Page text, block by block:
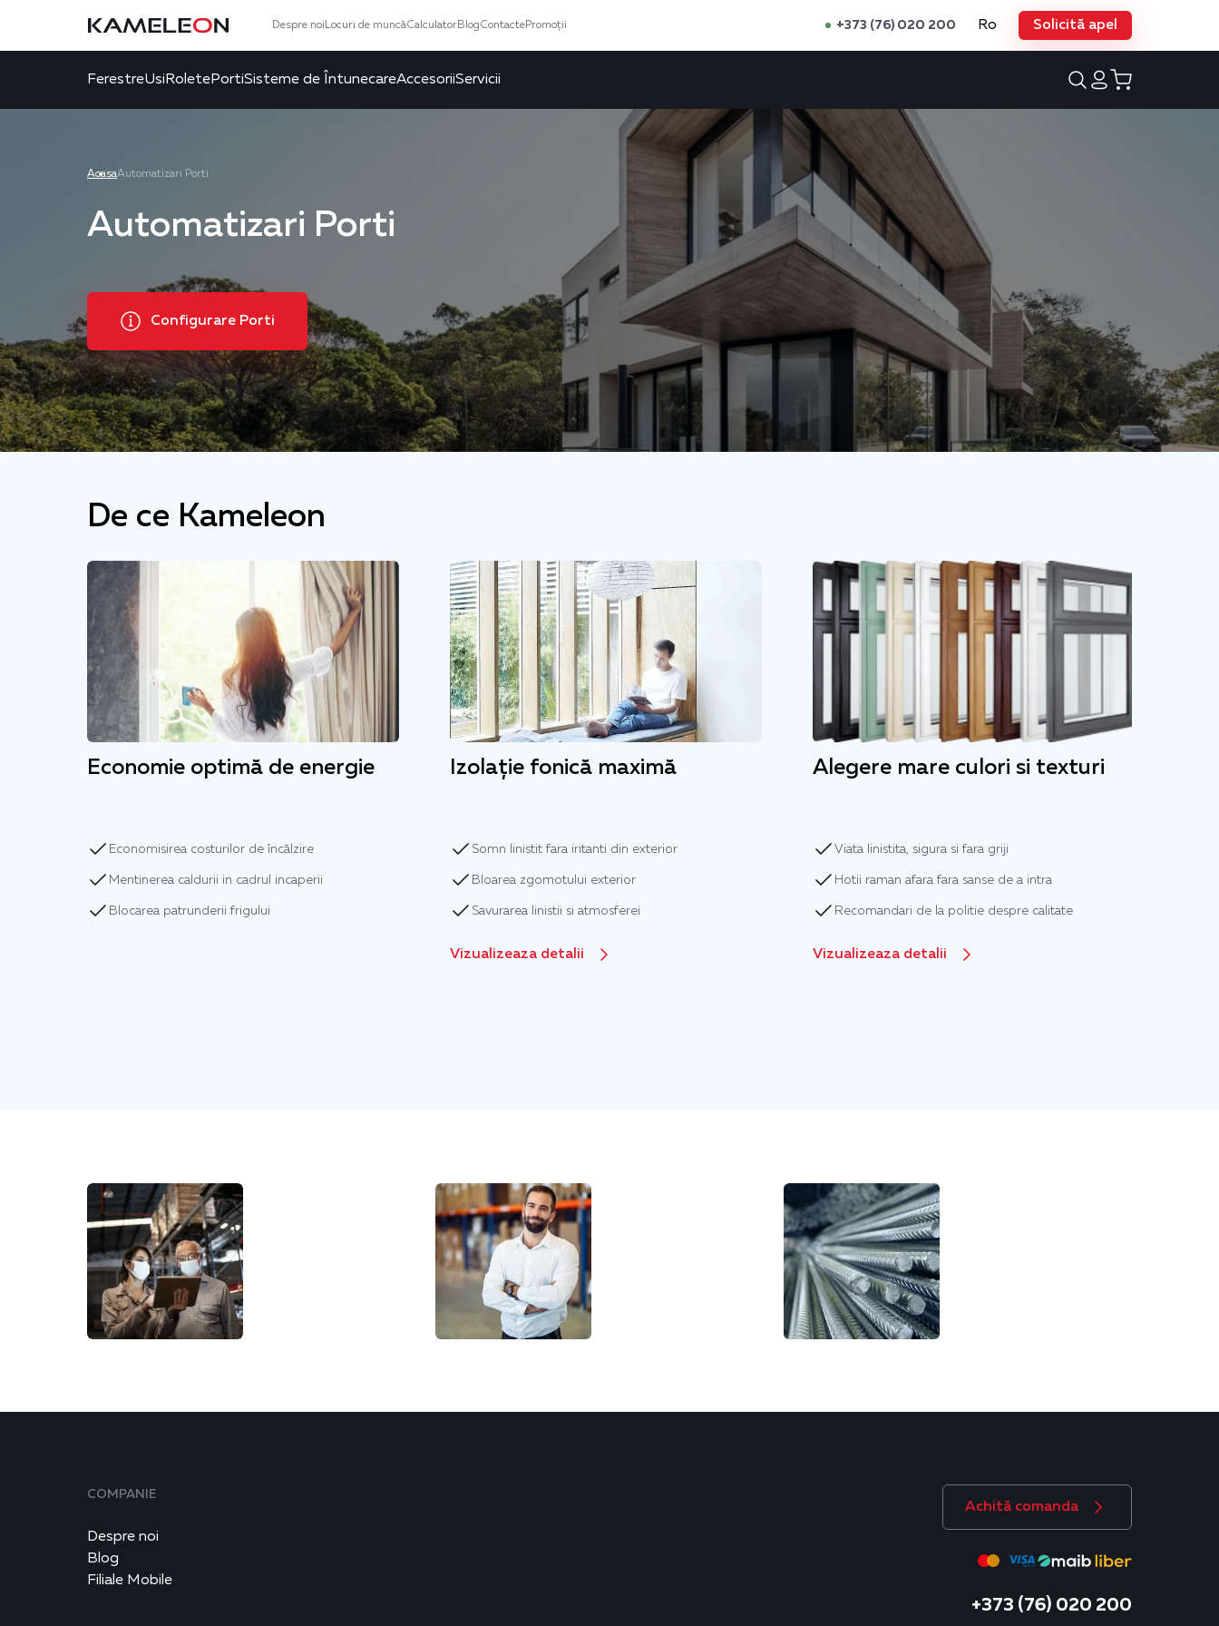
Despre noi Locuri de muncăCalculatorBlogContactePromoții +373 (76) 020 200 Ro Solicită apel
FerestreUsi RoletePortiSisteme de ÎntunecareAccesoriiServicii
AcasaAutomatizari Porti
Automatizari Porti
Configurare Porti
De ce Kameleon
Economie optimă de energie
Economisirea costurilor de încălzire
Mentinerea caldurii in cadrul incaperii
Blocarea patrunderii frigului
Izolație fonică maximă
Somn linistit fara iritanti din exterior
Bloarea zgomotului exterior
Savurarea linistii si atmosferei
Vizualizeaza detalii
Alegere mare culori si texturi
Viata linistita, sigura si fara griji
Hotii raman afara fara sanse de a intra
Recomandari de la politie despre calitate
Vizualizeaza detalii
COMPANIE
Despre noi
Blog
Filiale Mobile
Achită comanda
+373 (76) 020 200